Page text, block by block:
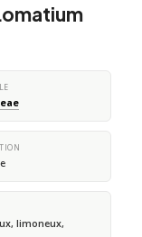
limoneux,